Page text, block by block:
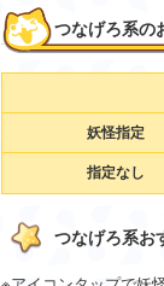
つなげろ系の
妖怪指定
指定なし
つなげろ系お